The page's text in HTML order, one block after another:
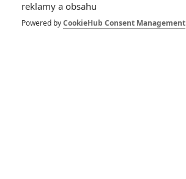
reklamy a obsahu
Powered byCookieHub Consent Management